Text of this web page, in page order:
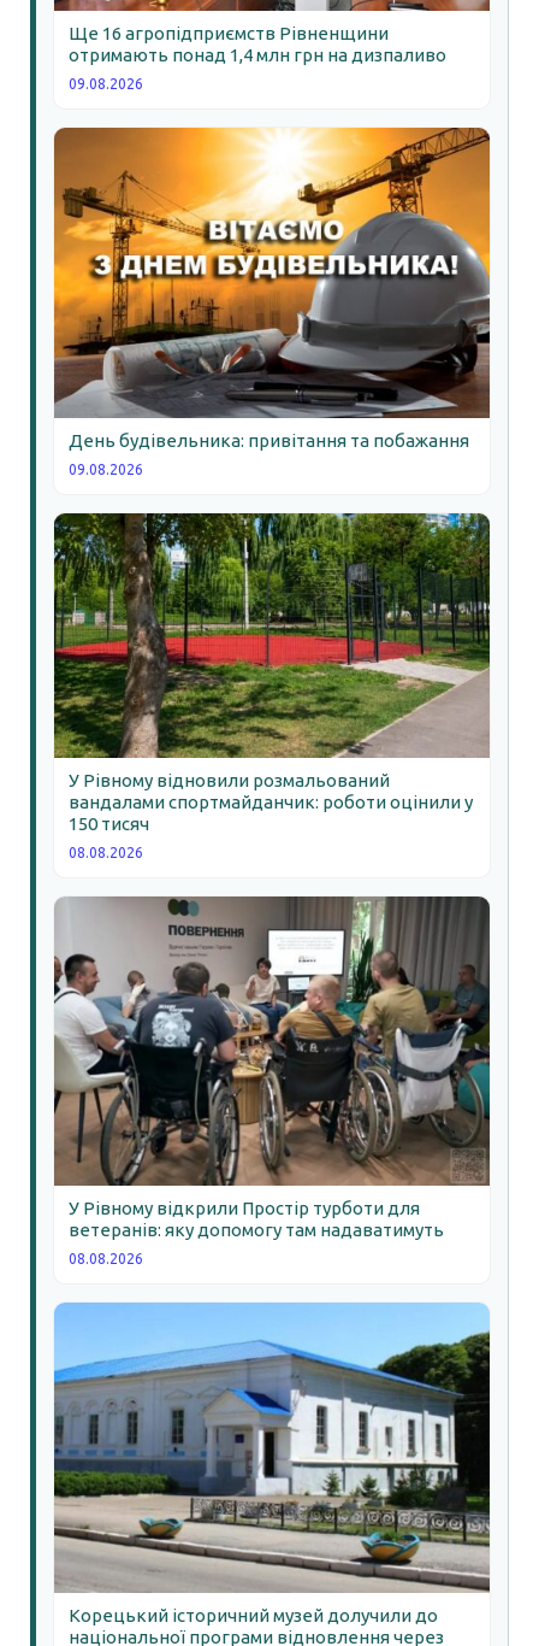
Ще 16 агропідприємств Рівненщини
отримають понад 1,4 млн грн на дизпаливо
09.08.2026
День будівельника: привітання та побажання
09.08.2026
У Рівному відновили розмальований
вандалами спортмайданчик: роботи оцінили у
150 тисяч
08.08.2026
У Рівному відкрили Простір турботи для
ветеранів: яку допомогу там надаватимуть
08.08.2026
Корецький історичний музей долучили до
національної програми відновлення через